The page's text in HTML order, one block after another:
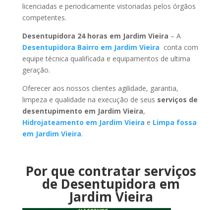
licenciadas e periodicamente vistoriadas pelos órgãos
competentes.
Desentupidora 24 horas em Jardim Vieira – A
Desentupidora Bairro em Jardim Vieira conta com
equipe técnica qualificada e equipamentos de ultima
geração.
Oferecer aos nossos clientes agilidade, garantia,
limpeza e qualidade na execução de seus serviços de
desentupimento em Jardim Vieira,
Hidrojateamento em Jardim Vieira e Limpa fossa
em Jardim Vieira.
Por que contratar serviços
de Desentupidora em
Jardim Vieira